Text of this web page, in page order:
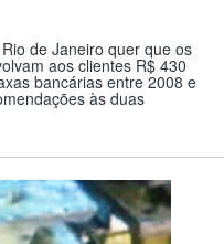
de Janeiro quer que os
aos clientes R$ 430
bancárias entre 2008 e
às duas